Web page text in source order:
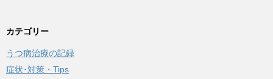
カテゴリー
うつ病治療の記録
症状･対策・Tips